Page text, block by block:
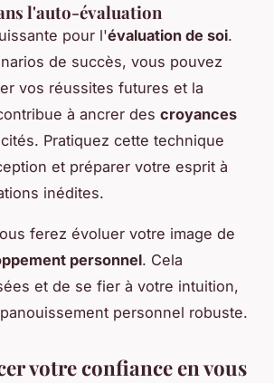
l'auto-évaluation
pour l'évaluation de soi.
de succès, vous pouvez
vos réussites futures et la
à ancrer des croyances
Pratiquez cette technique
et préparer votre esprit à
inédites.
ferez évoluer votre image de
personnel. Cela
et de se fier à votre intuition,
personnel robuste.
votre confiance en vous